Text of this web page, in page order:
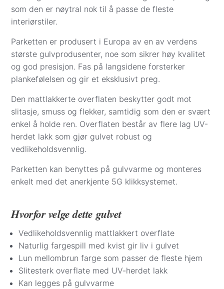
vannbåren varme
Bruk filtknotter under møbler for å unngå riper, og
Flekker kan fjernes med egnede rengjøringsmidler:
Tjære, olje og fett: bruk forsiktig Aceton
Blekk og leppestift: rødsprit og vann (50/50)
Kaffe, te, blod: bruk flekkfjerner
Frakt til gateadresse (gulv, underlag og gulvlister):
Sone 2 (3520–7994): Kr 2 500
Sone 3 (8000–9991): Kr 4 399
Andre fraktpriser:
Såpe, pleieprodukter og monteringsverktøy:
Kr 299
Gulvprøver: Kr 57
Betalingsalternativer i kassen:
Visa/Mastercard– beløpet trekkes når varene
er bestilt hos leverandør eller reservert på
avtale eksakt dag og sted for levering eller
henting. Betaling med kredittkort er dekket av
Vipps – beløpet trekkes direkte fra din
bankkonto når varene er bestilt eller reservert
på lager i Oslo. Vi kontakter deg for å avtale
levering.
Apple Pay– betal enkelt og sikkert med Apple
Pay direkte i kassen.
Det er også mulig å bestille gulv via e-post eller
som den er nøytral nok til å passe de fleste
interiørstiler.
Parketten er produsert i Europa av en av verdens
største gulvprodusenter, noe som sikrer høy kvalitet
og god presisjon. Fas på langsidene forsterker
plankefølelsen og gir et eksklusivt preg.
Den mattlakkerte overflaten beskytter godt mot
slitasje, smuss og flekker, samtidig som den er svært
enkel å holde ren. Overflaten består av flere lag UV-
herdet lakk som gjør gulvet robust og
vedlikeholdsvennlig.
Parketten kan benyttes på gulvvarme og monteres
enkelt med det anerkjente 5G klikksystemet.
Hvorfor velge dette gulvet
Vedlikeholdsvennlig mattlakkert overflate
Naturlig fargespill med kvist gir liv i gulvet
Lun mellombrun farge som passer de fleste hjem
Slitesterk overflate med UV-herdet lakk
Kan legges på gulvvarme